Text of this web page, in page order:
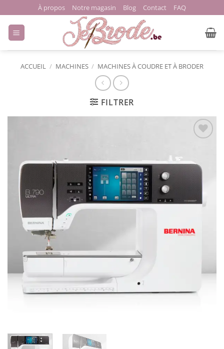
au
contenu
À propos Notre magasin Blog Contact FAQ
ACCUEIL / MACHINES / MACHINES À COUDRE ET À BRODER
FILTRER
de